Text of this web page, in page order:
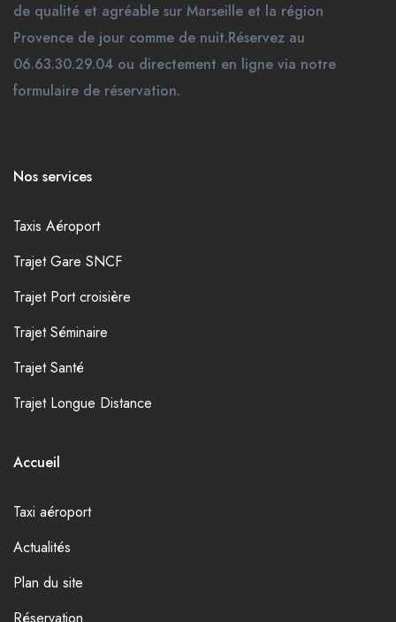
de qualité et agréable sur Marseille et la région
Provence de jour comme de nuit.Réservez au
06.63.30.29.04 ou directement en ligne via notre
formulaire de réservation.
Nos services
Taxis Aéroport
Trajet Gare SNCF
Trajet Port croisière
Trajet Séminaire
Trajet Santé
Trajet Longue Distance
Accueil
Taxi aéroport
Actualités
Plan du site